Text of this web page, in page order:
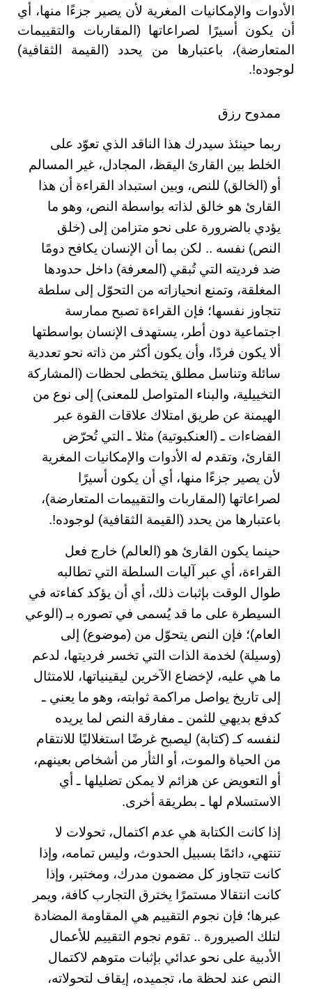
الأدوات والإمكانيات المغرية لأن يصير جزءًا منها، أي
أن يكون أسيرًا لصراعاتها (المقاربات والتقييمات
المتعارضة)، باعتبارها من يحدد (القيمة الثقافية)
لوجوده!.
ممدوح رزق
ربما حينئذ سيدرك هذا الناقد الذي تعوّد على
الخلط بين القارئ اليقظ، المجادل، غير المسالم
أو (الخالق) للنص، وبين استبداد القراءة أن هذا
القارئ هو خالق لذاته بواسطة النص، وهو ما
يؤدي بالضرورة على نحو متزامن إلى (خلق
النص) نفسه .. لكن بما أن الإنسان يكافح دومًا
ضد فرديته التي تُبقي (المعرفة) داخل حدودها
المغلقة، وتمنع انحيازاته من التحوّل إلى سلطة
تتجاوز نفسها؛ فإن القراءة تصبح ممارسة
اجتماعية دون أطر، يستهدف الإنسان بواسطتها
ألا يكون فردًا، وأن يكون أكثر من ذاته نحو تعددية
سائلة وتناسل مطلق يتخطى لحظات (المشاركة
التخييلية، والبناء المتواصل للمعنى) إلى نوع من
الهيمنة عن طريق امتلاك علاقات القوة عبر
الفضاءات ـ (العنكبوتية) مثلا ـ التي تُحرّض
القارئ، وتقدم له الأدوات والإمكانيات المغرية
لأن يصير جزءًا منها، أي أن يكون أسيرًا
لصراعاتها (المقاربات والتقييمات المتعارضة)،
باعتبارها من يحدد (القيمة الثقافية) لوجوده!.
حينما يكون القارئ هو (العالم) خارج فعل
القراءة، أي عبر آليات السلطة التي تطالبه
طوال الوقت بإثبات ذلك، أي أن يؤكد كفاءته في
السيطرة على ما قد يُسمى في تصوره بـ (الوعي
العام)؛ فإن النص يتحوّل من (موضوع) إلى
(وسيلة) لخدمة الذات التي تخسر فرديتها، لدعم
ما هي عليه، لإخضاع الآخرين ليقينياتها، للامتثال
إلى تاريخ يواصل مراكمة ثوابته، وهو ما يعني ـ
كدفع بديهي للثمن ـ مفارقة النص لما يريده
لنفسه كـ (كتابة) ليصبح غرضًا استغلاليًا للانتقام
من الحياة والموت، أو الثأر من أشخاص بعينهم،
أو التعويض عن هزائم لا يمكن تضليلها ـ أي
الاستسلام لها ـ بطريقة أخرى.
إذا كانت الكتابة هي عدم اكتمال، تحولات لا
تنتهي، دائمًا بسبيل الحدوث، وليس تمامه، وإذا
كانت تتجاوز كل مضمون مدرك، ومختبر، وإذا
كانت انتقالا مستمرًا يخترق التجارب كافة، ويمر
عبرها؛ فإن نجوم التقييم هي المقاومة المضادة
لتلك الصيرورة .. تقوم نجوم التقييم للأعمال
الأدبية على نحو عدائي بإثبات متوهم لاكتمال
النص عند لحظة ما، تجميده، إيقاف لتحولاته،